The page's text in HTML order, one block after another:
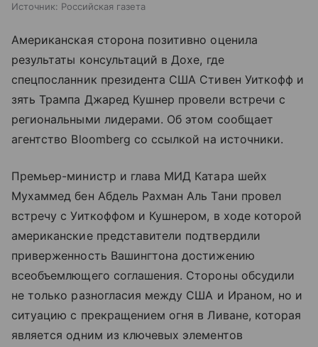
Источник: Российская газета
Американская сторона позитивно оценила
результаты консультаций в Дохе, где
спецпосланник президента США Стивен Уиткофф и
зять Трампа Джаред Кушнер провели встречи с
региональными лидерами. Об этом сообщает
агентство Bloomberg со ссылкой на источники.
Премьер-министр и глава МИД Катара шейх
Мухаммед бен Абдель Рахман Аль Тани провел
встречу с Уиткоффом и Кушнером, в ходе которой
американские представители подтвердили
приверженность Вашингтона достижению
всеобъемлющего соглашения. Стороны обсудили
не только разногласия между США и Ираном, но и
ситуацию с прекращением огня в Ливане, которая
является одним из ключевых элементов